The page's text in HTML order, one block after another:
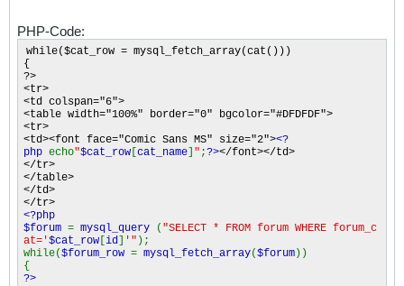
PHP-Code:
while($cat_row = mysql_fetch_array(cat()))
{
?>
<tr>
<td colspan="6">
<table width="100%" border="0" bgcolor="#DFDFDF">
<tr>
<td><font face="Comic Sans MS" size="2"><?
php echo"$cat_row [cat_name] " ;?></font></td>
</tr>
</table>
</td>
</tr>
<?php
$forum = mysql_query ( "SELECT * FROM forum WHERE forum_c
at='$cat_row [id] '" );
while($forum_row = mysql_fetch_array($forum))
{
?>